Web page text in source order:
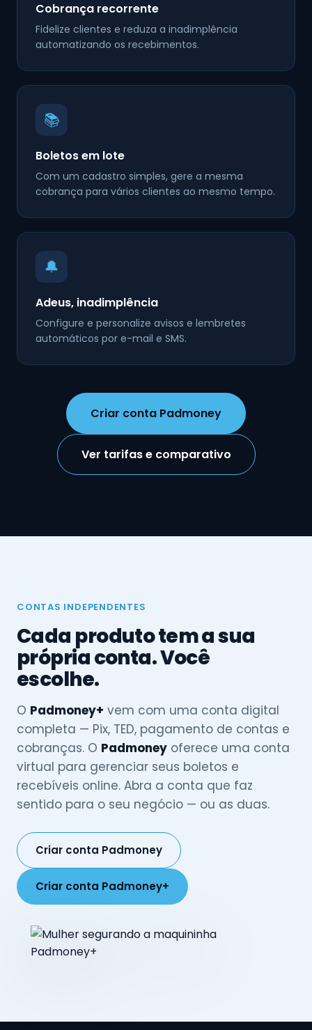
Cobrança recorrente
Fidelize clientes e reduza a inadimplência
automatizando os recebimentos.
📚
Boletos em lote
Com um cadastro simples, gere a mesma
cobrança para vários clientes ao mesmo tempo.
🔔
Adeus, inadimplência
Configure e personalize avisos e lembretes
automáticos por e-mail e SMS.
Criar conta Padmoney
Ver tarifas e comparativo
CONTAS INDEPENDENTES
Cada produto tem a sua
própria conta. Você
escolhe.
O Padmoney+ vem com uma conta digital
completa — Pix, TED, pagamento de contas e
cobranças. O Padmoney oferece uma conta
virtual para gerenciar seus boletos e
recebíveis online. Abra a conta que faz
sentido para o seu negócio — ou as duas.
Criar conta Padmoney
Criar conta Padmoney+